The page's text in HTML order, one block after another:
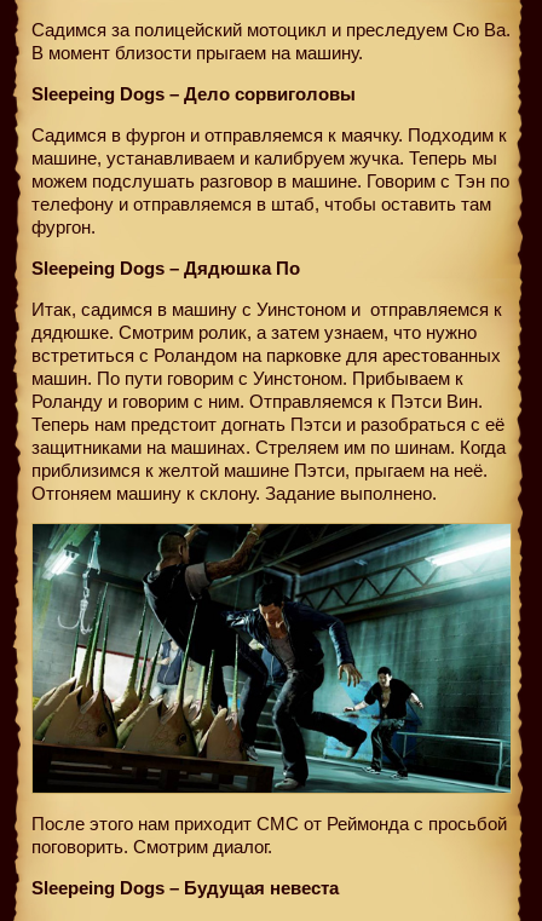
Садимся за полицейский мотоцикл и преследуем Сю Ва.
В момент близости прыгаем на машину.
Sleepeing Dogs – Дело сорвиголовы
Садимся в фургон и отправляемся к маячку. Подходим к
машине, устанавливаем и калибруем жучка. Теперь мы
можем подслушать разговор в машине. Говорим с Тэн по
телефону и отправляемся в штаб, чтобы оставить там
фургон.
Sleepeing Dogs – Дядюшка По
Итак, садимся в машину с Уинстоном и отправляемся к
дядюшке. Смотрим ролик, а затем узнаем, что нужно
встретиться с Роландом на парковке для арестованных
машин. По пути говорим с Уинстоном. Прибываем к
Роланду и говорим с ним. Отправляемся к Пэтси Вин.
Теперь нам предстоит догнать Пэтси и разобраться с её
защитниками на машинах. Стреляем им по шинам. Когда
приблизимся к желтой машине Пэтси, прыгаем на неё.
Отгоняем машину к склону. Задание выполнено.
После этого нам приходит СМС от Реймонда с просьбой
поговорить. Смотрим диалог.
Sleepeing Dogs – Будущая невеста